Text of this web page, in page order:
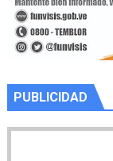
PUBLICIDAD